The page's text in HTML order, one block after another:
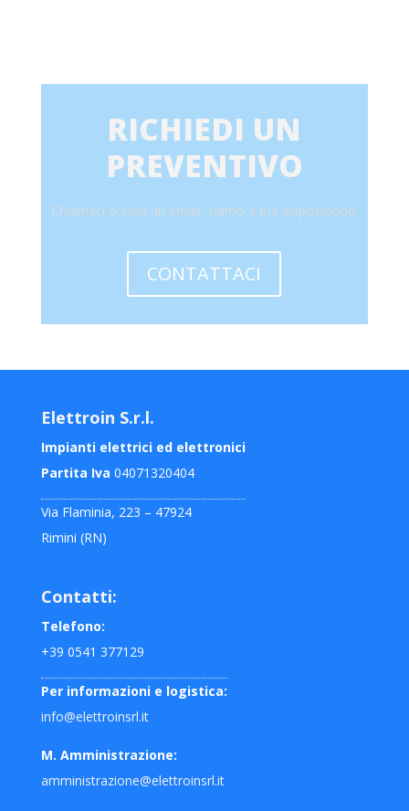
RICHIEDI UN
PREVENTIVO
Chiamaci o invia un email, siamo a tua disposizione.
CONTATTACI
Elettroin S.r.l.
Impianti elettrici ed elettronici
Partita Iva 04071320404
Via Flaminia, 223 – 47924
Rimini (RN)
Contatti:
Telefono:
+39 0541 377129
Per informazioni e logistica:
info@elettroinsrl.it
M. Amministrazione:
amministrazione@elettroinsrl.it